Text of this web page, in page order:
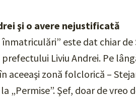
şi o avere nejustificată
este dat chiar
Liviu Andrei. Pe
aceeaşi zonă folclorică –
„Permise”. Şef, doar de vreo